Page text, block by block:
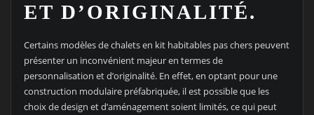
ET D’ORIGINALITÉ.
Certains modèles de chalets en kit habitables pas chers peuvent
présenter un inconvénient majeur en termes de
personnalisation et d’originalité. En effet, en optant pour une
construction modulaire préfabriquée, il est possible que les
choix de design et d’aménagement soient limités, ce qui peut